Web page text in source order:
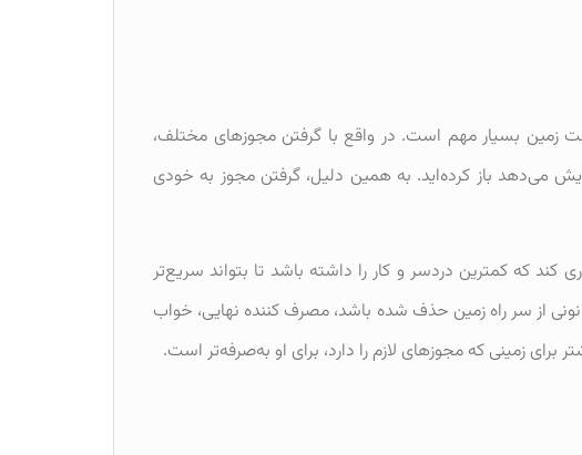
بسیار مهم است. در واقع با گرفتن مجوزهای مختلف،
می‌دهد باز کرده‌اید. به همین دلیل، گرفتن مجوز به خودی
که کمترین دردسر و کار را داشته باشد تا بتواند سریع‌تر
از سر راه زمین حذف شده باشد، مصرف کننده نهایی، خواب
زمینی که مجوزهای لازم را دارد، برای او به‌صرفه‌تر است.